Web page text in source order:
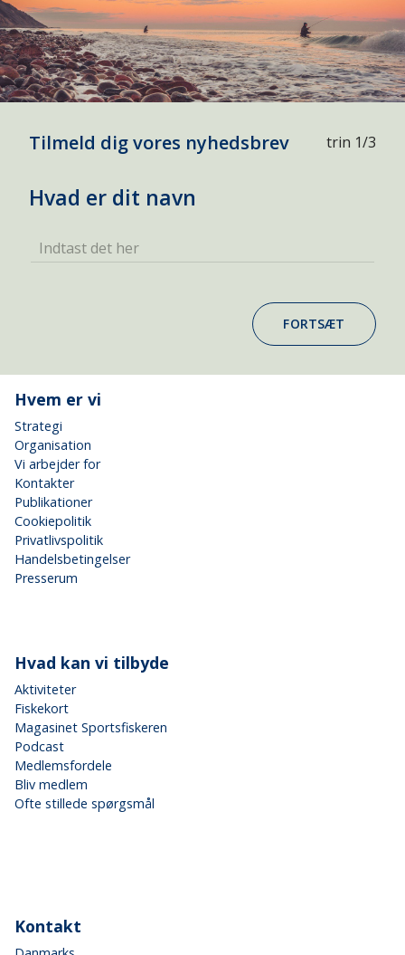
Tilmeld dig vores nyhedsbrev trin 1/3
Hvad er dit navn
Indtast det her
FORTSÆT
Hvem er vi
Strategi
Organisation
Vi arbejder for
Kontakter
Publikationer
Cookiepolitik
Privatlivspolitik
Handelsbetingelser
Presserum
Hvad kan vi tilbyde
Aktiviteter
Fiskekort
Magasinet Sportsfiskeren
Podcast
Medlemsfordele
Bliv medlem
Ofte stillede spørgsmål
Kontakt